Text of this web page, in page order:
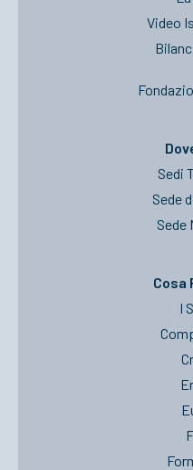
Video
Sedi
Sede
Sede
Cosa
I